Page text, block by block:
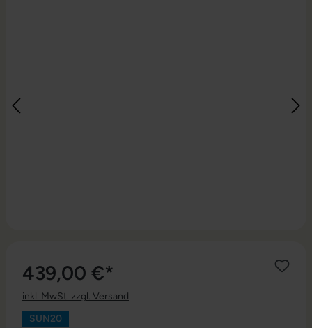
439,00 €*
inkl. MwSt. zzgl. Versand
SUN20